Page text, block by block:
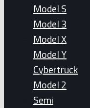
Model S
Model 3
Model X
Model Y
Cybertruck
Model 2
Semi